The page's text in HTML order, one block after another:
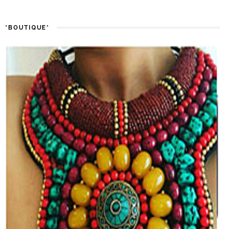
*BOUTIQUE*